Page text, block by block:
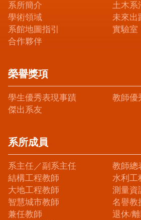
系所簡介
土木系
學術領域
未來出
系館地圖指引
實驗室
合作夥伴
榮譽獎項
學生優秀表現事蹟
教師優
傑出系友
系所成員
系主任／副系主任
教師總
結構工程教師
水利工
大地工程教師
測量資
智慧城市教師
名譽教
兼任教師
退休/